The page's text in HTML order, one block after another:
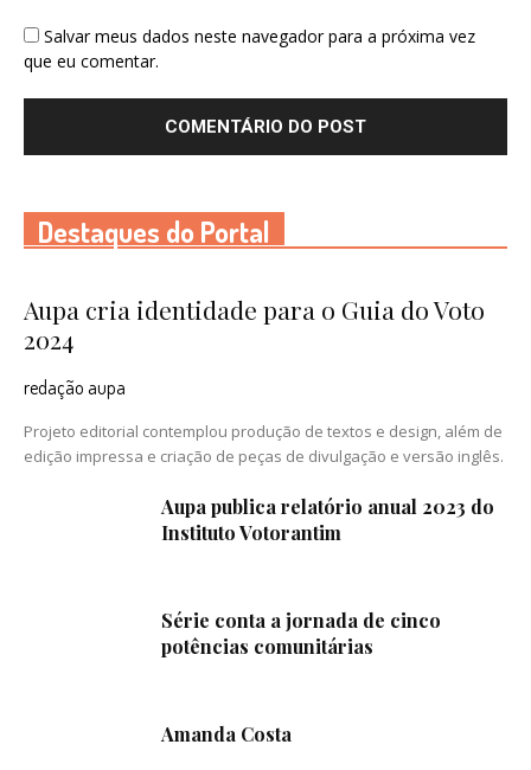
Salvar meus dados neste navegador para a próxima vez
que eu comentar.
Destaques do Portal
Aupa cria identidade para o Guia do Voto
2024
redação aupa
Projeto editorial contemplou produção de textos e design, além de
edição impressa e criação de peças de divulgação e versão inglês.
Aupa publica relatório anual 2023 do
Instituto Votorantim
Série conta a jornada de cinco
potências comunitárias
Amanda Costa